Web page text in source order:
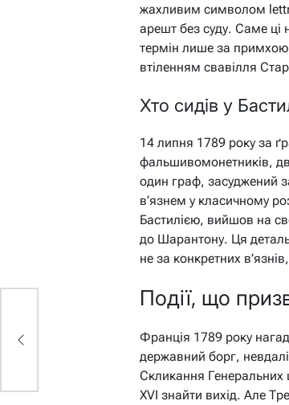
жахливим символом
арешт без суду. Саме ці
термін лише за
втіленням свавілля
Хто сидів у
14 липня 1789 року за
фальшивомонетників,
один граф, засуджений
в’язнем у класичному
Бастилією, вийшов на
до Шарантону. Ця
не за конкретних
Події, що
Франція 1789 року
державний борг,
Скликання Генеральних
XVI знайти вихід. Але